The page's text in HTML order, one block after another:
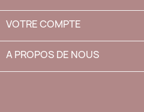
VOTRE COMPTE
A PROPOS DE NOUS